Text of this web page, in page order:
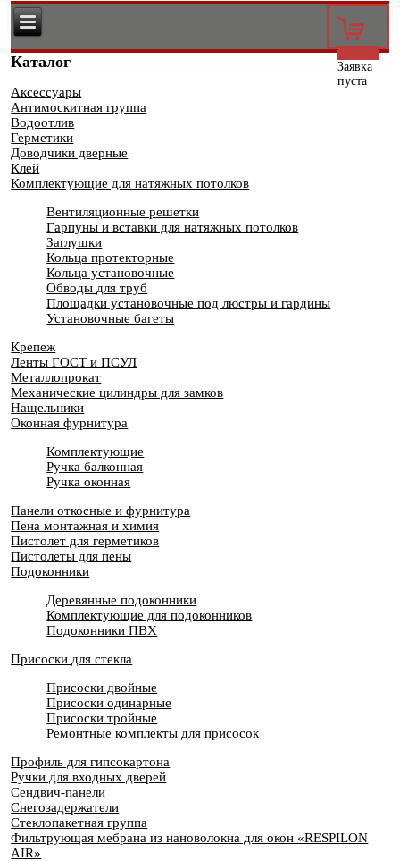
0
Заявка
пуста
Каталог
Аксессуары
Антимоскитная группа
Водоотлив
Герметики
Доводчики дверные
Клей
Комплектующие для натяжных потолков
Вентиляционные решетки
Гарпуны и вставки для натяжных потолков
Заглушки
Кольца протекторные
Кольца установочные
Обводы для труб
Площадки установочные под люстры и гардины
Установочные багеты
Крепеж
Ленты ГОСТ и ПСУЛ
Металлопрокат
Механические цилиндры для замков
Нащельники
Оконная фурнитура
Комплектующие
Ручка балконная
Ручка оконная
Панели откосные и фурнитура
Пена монтажная и химия
Пистолет для герметиков
Пистолеты для пены
Подоконники
Деревянные подоконники
Комплектующие для подоконников
Подоконники ПВХ
Присоски для стекла
Присоски двойные
Присоски одинарные
Присоски тройные
Ремонтные комплекты для присосок
Профиль для гипсокартона
Ручки для входных дверей
Сендвич-панели
Снегозадержатели
Стеклопакетная группа
Фильтрующая мебрана из нановолокна для окон «RESPILON
AIR»